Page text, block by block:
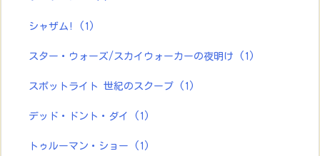
シャザム! (1)
スター・ウォーズ/スカイウォーカーの夜明け (1)
スポットライト 世紀のスクープ (1)
デッド・ドント・ダイ (1)
トゥルーマン・ショー (1)